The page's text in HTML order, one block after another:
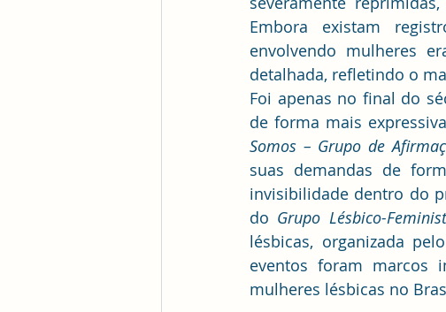
Embora existam
envolvendo mulheres
detalhada, refletindo o
Foi apenas no final do
Somos – Grupo de
suas demandas de
invisibilidade dentro do
do Grupo Lésbico-
lésbicas, organizada pelo
eventos foram marcos
mulheres lésbicas no